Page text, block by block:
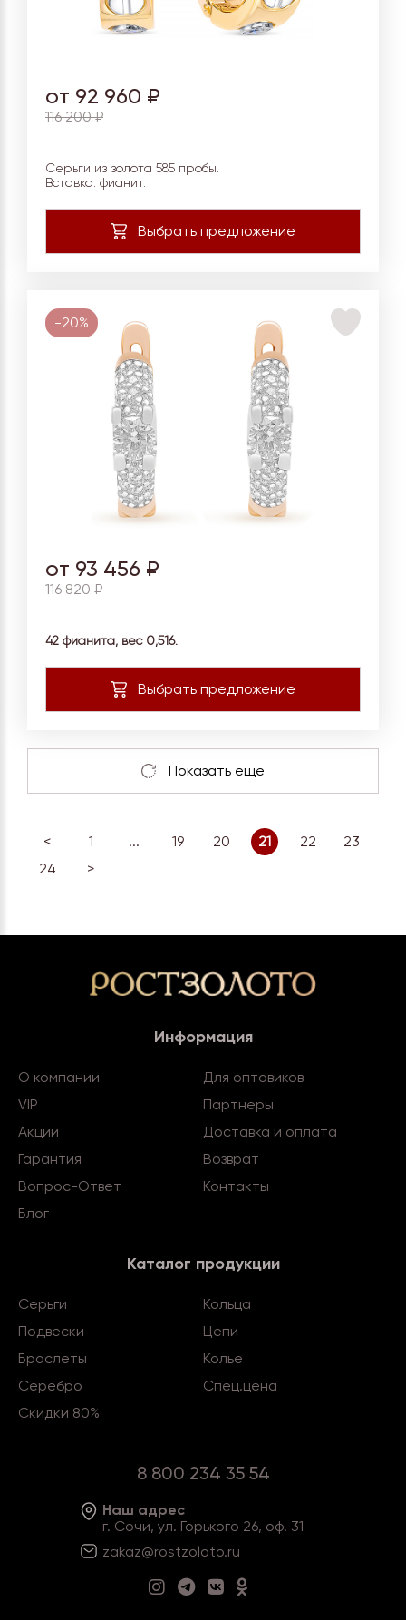
от 92 960 ₽
116 200 ₽
Серьги из золота 585 пробы.
Вставка: фианит.
-20%
от 93 456 ₽
116 820 ₽
42 фианита, вес 0,516.
< 1 ... 19 20 21 22
23
24
>
Информация
О компании
Для оптовиков
VIP
Партнеры
Акции
Доставка и оплата
Гарантия
Возврат
Вопрос-Ответ
Контакты
Блог
Каталог продукции
Серьги
Кольца
Подвески
Цепи
Браслеты
Колье
Серебро
Спец.цена
Скидки 80%
8 800 234 35 54
Наш адрес
г. Сочи, ул. Горького 26, оф. 31
zakaz@rostzoloto.ru